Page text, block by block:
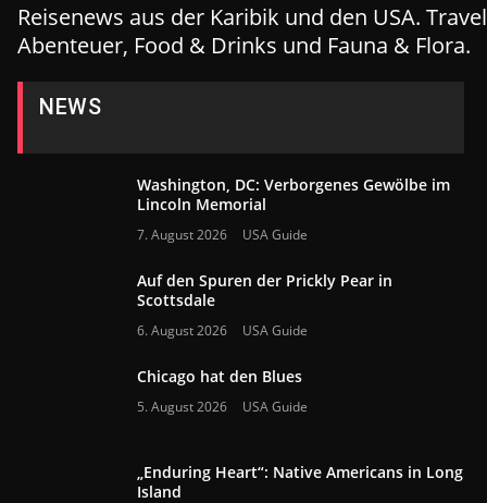
Reisenews aus der Karibik und den USA.
Abenteuer, Food & Drinks und Fauna & Flora.
NEWS
Washington, DC: Verborgenes Gewölbe im
Lincoln Memorial
7. August 2026 USA Guide
Auf den Spuren der Prickly Pear in
Scottsdale
6. August 2026 USA Guide
Chicago hat den Blues
5. August 2026 USA Guide
„Enduring Heart“: Native Americans in Long
Island